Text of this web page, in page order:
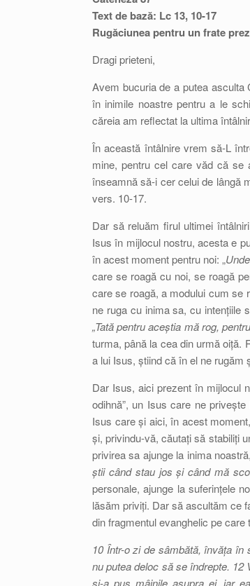
Text de bază: Lc 13, 10-17
Rugăciunea pentru un frate
Dragi prieteni,
Avem bucuria de a putea
în inimile noastre pentru a le
căreia am reflectat la ultima
În această întâlnire vrem să-L
mine, pentru cel care văd că
înseamnă să-i cer celui de lângă
vers. 10-17.
Dar să reluăm firul ultimei
Isus în mijlocul nostru, acesta e
în acest moment pentru noi: „
care se roagă cu noi, se roagă
care se roagă, a modului cum se
ne ruga cu inima sa, cu intențiile
„Tată pentru aceștia mă rog,
turma, până la cea din urmă oiță.
a lui Isus, știind că în el ne rugăm
Dar Isus, aici prezent în mijlocul
odihnă”, un Isus care ne
Isus care și aici, în acest
și, privindu-vă, căutați să stabiliți
privirea sa ajunge la inima
știi când stau jos și când mă
personale, ajunge la suferințele
lăsăm priviți. Dar să ascultăm ce
din fragmentul evanghelic pe
10 Într-o zi de sâmbătă, învăța
nu putea deloc să se îndrepte. 12
și-a pus mâinile asupra ei, iar